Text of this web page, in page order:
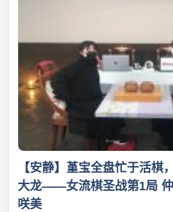
【安静】堇宝全盘忙于活棋
大龙——女流棋圣战第1局
咲美